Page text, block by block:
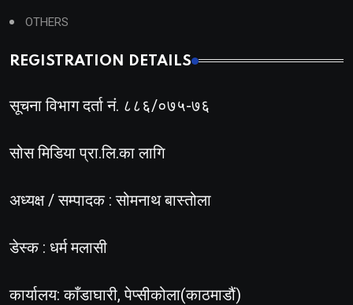
OTHERS
REGISTRATION DETAILS
सूचना विभाग दर्ता नं. ८८६/०७५-७६
सोस मिडिया प्रा.लि.का लागि
अध्यक्ष / सम्पादक : सोमनाथ बास्तोला
डेस्क : धर्म मलासी
कार्यालय: काँडाघारी, पेप्सीकोला(काठमाडौं)